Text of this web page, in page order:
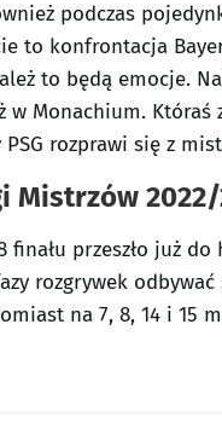
podczas
to konfrontacja
to będą emocje.
w Monachium.
rozprawi się z
Mistrzów 2022/
przeszło już
rozgrywek odbywać
na 7, 8, 14 i 15